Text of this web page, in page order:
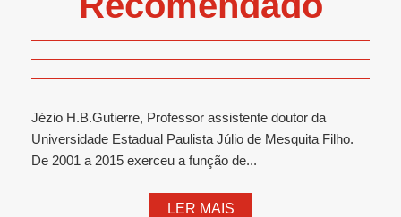
Jézio H.B.Gutierre, Professor assistente doutor da
Universidade Estadual Paulista Júlio de Mesquita Filho.
De 2001 a 2015 exerceu a função de...
LER MAIS